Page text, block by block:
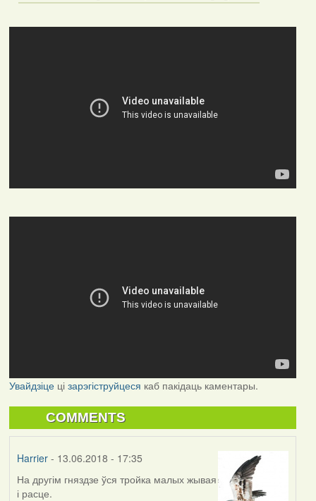
Увайдзіцеці зарэгіструйцеся каб пакідаць каментары.
COMMENTS
Harrier- 13.06.2018 - 17:35
На другім гняздзе ўся тройка малых жывая
і расце.